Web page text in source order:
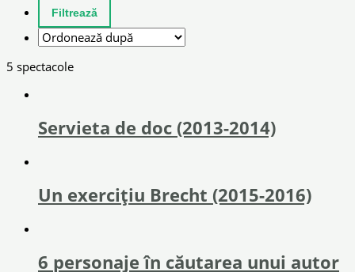
5 spectacole
Servieta de doc (2013-2014)
Un exercițiu Brecht (2015-2016)
6 personaje în căutarea unui autor